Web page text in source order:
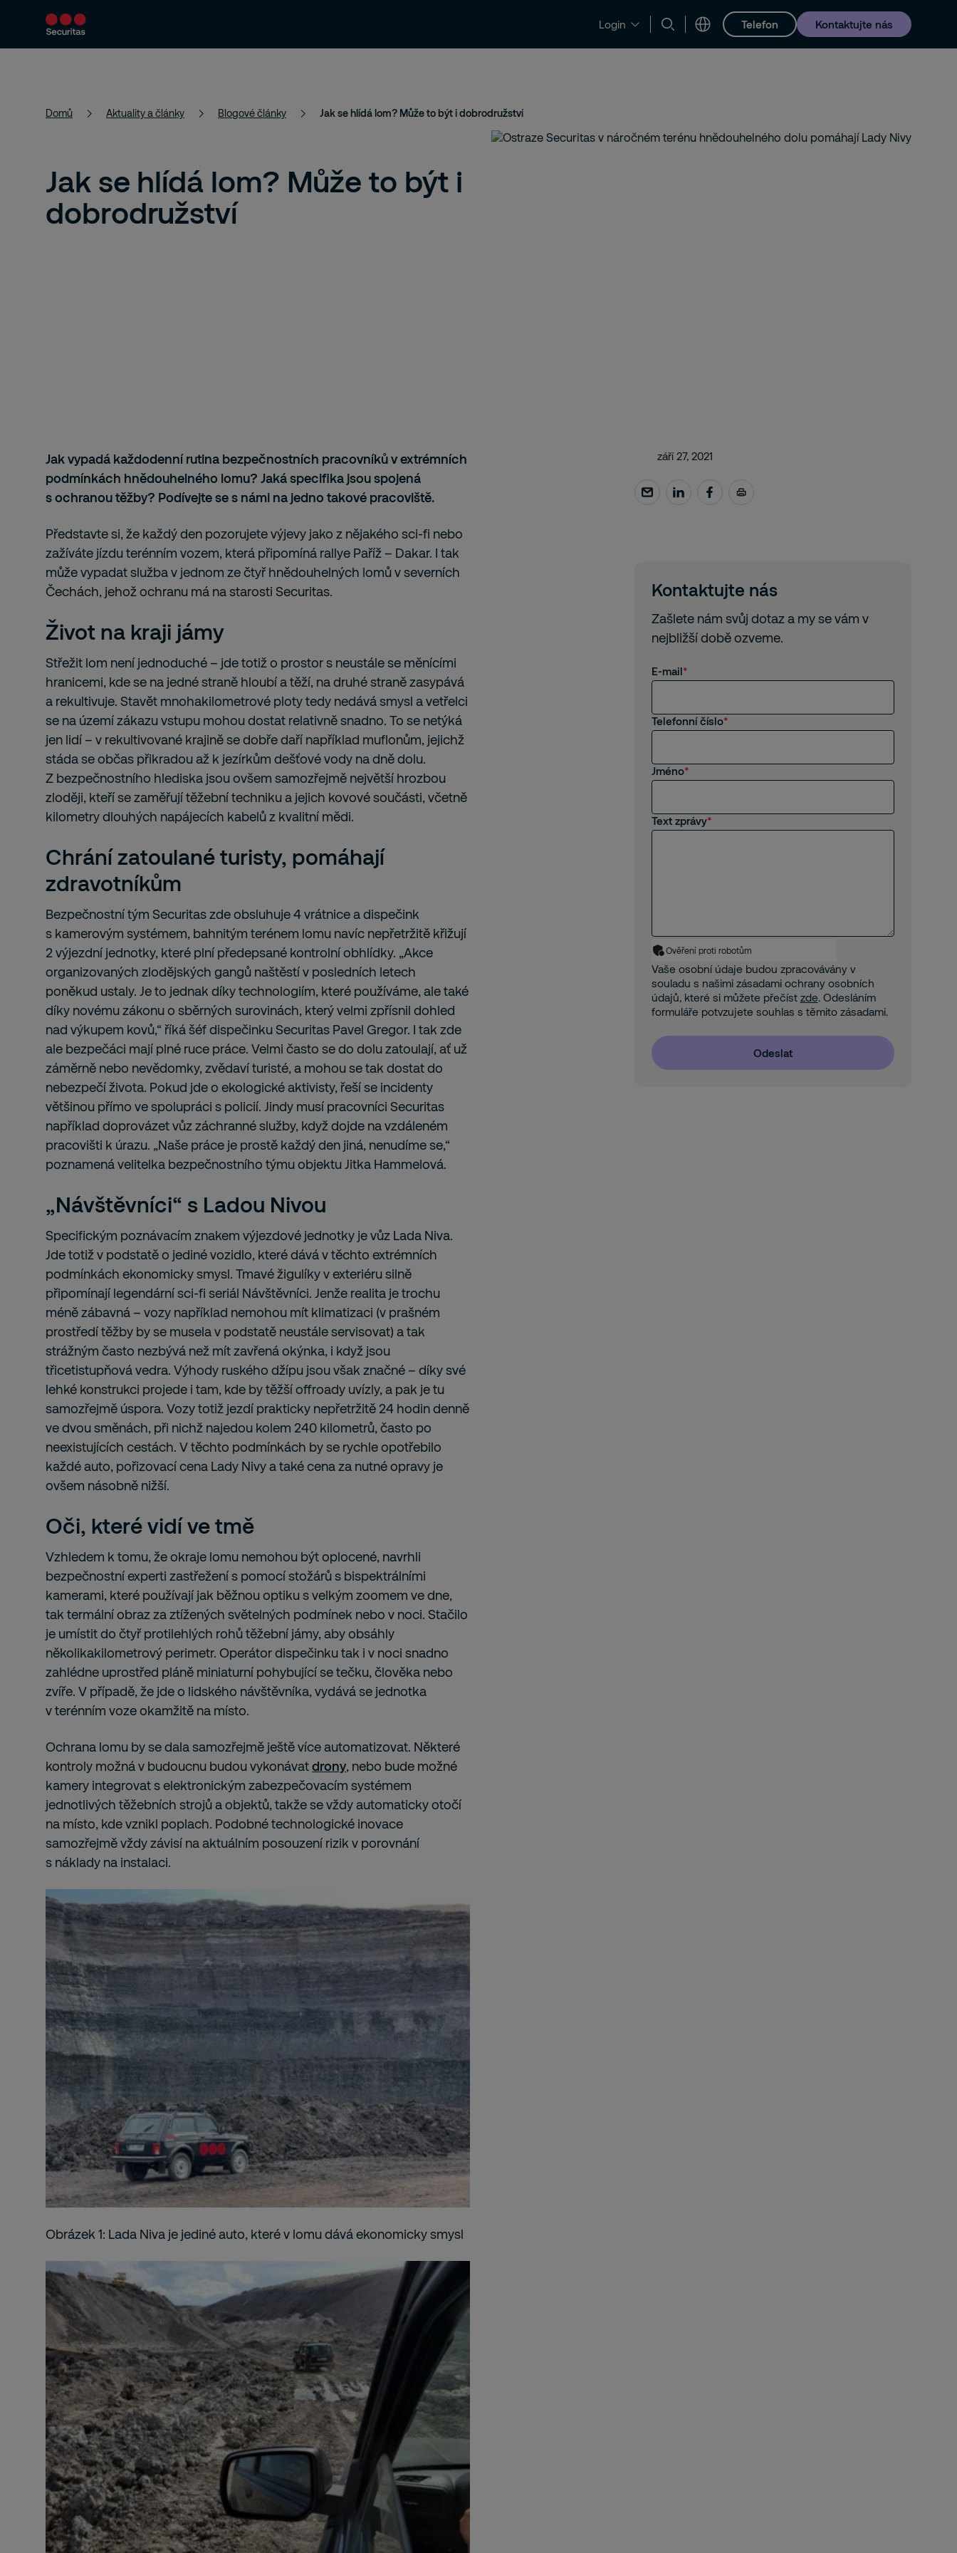
Login Telefon Kontaktujte nás
Bezpečnostní řešení Aktuality a články Kontakty a podpora Kariéra
Domů Aktuality a články Blogové články Jak se hlídá lom? Může to být i dobrodružství
Jak se hlídá lom? Může to být i
dobrodružství
Jak vypadá každodenní rutina bezpečnostních pracovníků v extrémních
podmínkách hnědouhelného lomu? Jaká specifika jsou spojená
s ochranou těžby? Podívejte se s námi na jedno takové pracoviště.
Představte si, že každý den pozorujete výjevy jako z nějakého sci-fi nebo
zažíváte jízdu terénním vozem, která připomíná rallye Paříž – Dakar. I tak
může vypadat služba v jednom ze čtyř hnědouhelných lomů v severních
Čechách, jehož ochranu má na starosti Securitas.
Život na kraji jámy
Střežit lom není jednoduché – jde totiž o prostor s neustále se měnícími
hranicemi, kde se na jedné straně hloubí a těží, na druhé straně zasypává
a rekultivuje. Stavět mnohakilometrové ploty tedy nedává smysl a vetřelci
se na území zákazu vstupu mohou dostat relativně snadno. To se netýká
jen lidí – v rekultivované krajině se dobře daří například muflonům, jejichž
stáda se občas přikradou až k jezírkům dešťové vody na dně dolu.
Z bezpečnostního hlediska jsou ovšem samozřejmě největší hrozbou
zloději, kteří se zaměřují těžební techniku a jejich kovové součásti, včetně
kilometry dlouhých napájecích kabelů z kvalitní mědi.
Chrání zatoulané turisty, pomáhají
zdravotníkům
Bezpečnostní tým Securitas zde obsluhuje 4 vrátnice a dispečink
s kamerovým systémem, bahnitým terénem lomu navíc nepřetržitě křižují
2 výjezdní jednotky, které plní předepsané kontrolní obhlídky. „Akce
organizovaných zlodějských gangů naštěstí v posledních letech
poněkud ustaly. Je to jednak díky technologiím, které používáme, ale také
díky novému zákonu o sběrných surovinách, který velmi zpřísnil dohled
nad výkupem kovů,“ říká šéf dispečinku Securitas Pavel Gregor. I tak zde
ale bezpečáci mají plné ruce práce. Velmi často se do dolu zatoulají, ať už
záměrně nebo nevědomky, zvědaví turisté, a mohou se tak dostat do
nebezpečí života. Pokud jde o ekologické aktivisty, řeší se incidenty
většinou přímo ve spolupráci s policií. Jindy musí pracovníci Securitas
například doprovázet vůz záchranné služby, když dojde na vzdáleném
pracovišti k úrazu. „Naše práce je prostě každý den jiná, nenudíme se,“
poznamená velitelka bezpečnostního týmu objektu Jitka Hammelová.
„Návštěvníci“ s Ladou Nivou
Specifickým poznávacím znakem výjezdové jednotky je vůz Lada Niva.
Jde totiž v podstatě o jediné vozidlo, které dává v těchto extrémních
podmínkách ekonomicky smysl. Tmavé žigulíky v exteriéru silně
připomínají legendární sci-fi seriál Návštěvníci. Jenže realita je trochu
méně zábavná – vozy například nemohou mít klimatizaci (v prašném
prostředí těžby by se musela v podstatě neustále servisovat) a tak
strážným často nezbývá než mít zavřená okýnka, i když jsou
třicetistupňová vedra. Výhody ruského džípu jsou však značné – díky své
lehké konstrukci projede i tam, kde by těžší offroady uvízly, a pak je tu
samozřejmě úspora. Vozy totiž jezdí prakticky nepřetržitě 24 hodin denně
ve dvou směnách, při nichž najedou kolem 240 kilometrů, často po
neexistujících cestách. V těchto podmínkách by se rychle opotřebilo
každé auto, pořizovací cena Lady Nivy a také cena za nutné opravy je
ovšem násobně nižší.
Oči, které vidí ve tmě
Vzhledem k tomu, že okraje lomu nemohou být oplocené, navrhli
bezpečnostní experti zastřežení s pomocí stožárů s bispektrálními
kamerami, které používají jak běžnou optiku s velkým zoomem ve dne,
tak termální obraz za ztížených světelných podmínek nebo v noci. Stačilo
je umístit do čtyř protilehlých rohů těžební jámy, aby obsáhly
několikakilometrový perimetr. Operátor dispečinku tak i v noci snadno
zahlédne uprostřed pláně miniaturní pohybující se tečku, člověka nebo
zvíře. V případě, že jde o lidského návštěvníka, vydává se jednotka
v terénním voze okamžitě na místo.
Ochrana lomu by se dala samozřejmě ještě více automatizovat. Některé
kontroly možná v budoucnu budou vykonávatdrony, nebo bude možné
kamery integrovat s elektronickým zabezpečovacím systémem
jednotlivých těžebních strojů a objektů, takže se vždy automaticky otočí
na místo, kde vznikl poplach. Podobné technologické inovace
samozřejmě vždy závisí na aktuálním posouzení rizik v porovnání
s náklady na instalaci.
Obrázek 1: Lada Niva je jediné auto, které v lomu dává ekonomicky smysl
září 27, 2021
Kontaktujte nás
Zašlete nám svůj dotaz a my se vám v
nejbližší době ozveme.
E-mail
Telefonní číslo
Jméno
Text zprávy
Ověření proti robotům
Vaše osobní údaje budou zpracovávány v
souladu s našimi zásadami ochrany osobních
údajů, které si můžete přečíst zde. Odesláním
formuláře potvzujete souhlas s těmito zásadami.
Odeslat